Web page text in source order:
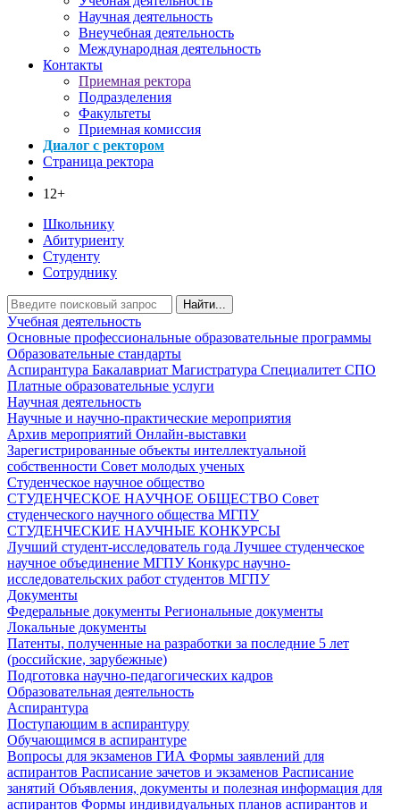
Научная деятельность
Внеучебная деятельность
Международная деятельность
Контакты
Приемная ректора
Подразделения
Факультеты
Приемная комиссия
Диалог с ректором
Страница ректора
12+
Школьнику
Абитуриенту
Студенту
Сотруднику
Найти...
Учебная деятельность
Основные профессиональные образовательные программы
Образовательные стандарты
Аспирантура Бакалавриат Магистратура Специалитет СПО
Платные образовательные услуги
Научная деятельность
Научные и научно-практические мероприятия
Архив мероприятий Онлайн-выставки
Зарегистрированные объекты интеллектуальной
собственности Совет молодых ученых
Студенческое научное общество
СТУДЕНЧЕСКОЕ НАУЧНОЕ ОБЩЕСТВО Совет
студенческого научного общества МГПУ
СТУДЕНЧЕСКИЕ НАУЧНЫЕ КОНКУРСЫ
Лучший студент-исследователь года Лучшее студенческое
научное объединение МГПУКонкурс научно-
исследовательских работ студентов МГПУ
Документы
Федеральные документы Региональные документы
Локальные документы
Патенты, полученные на разработки за последние 5 лет
(российские, зарубежные)
Подготовка научно-педагогических кадров
Образовательная деятельность
Аспирантура
Поступающим в аспирантуру
Обучающимся в аспирантуре
Вопросы для экзаменов ГИА Формы заявлений для
аспирантов Расписание зачетов и экзаменов Расписание
занятий Объявления, документы и полезная информация для
аспирантов Формы индивидуальных планов аспирантов и